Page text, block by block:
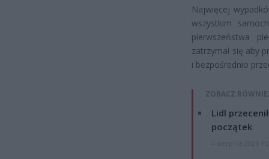
Najwięcej
wszystkim
pierwszeństwa
zatrzymał się aby
i bezpośrednio
ZOBACZ
Lidl
początek